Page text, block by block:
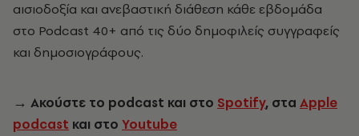
αισιοδοξία και ανεβαστική διάθεση κάθε εβδομάδα
στο Podcast 40+ από τις δύο δημοφιλείς συγγραφείς
και δημοσιογράφους.
→ Ακούστε το podcast και στο Spotify, στα Apple
podcast και στο Youtube